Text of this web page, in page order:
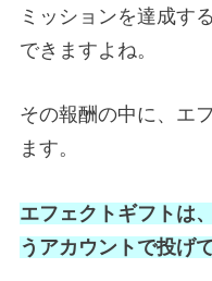
ミッションを達成す
できますよね。
その報酬の中に、エ
ます。
エフェクトギフトは
うアカウントで投げ